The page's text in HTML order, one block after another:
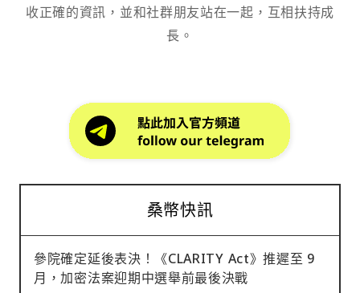
收正確的資訊，並和社群朋友站在一起，互相扶持成
長。
桑幣快訊
參院確定延後表決！《CLARITY Act》推遲至 9
月，加密法案迎期中選舉前最後決戰